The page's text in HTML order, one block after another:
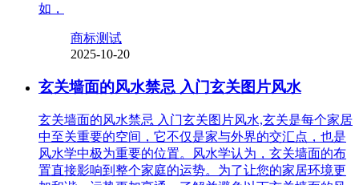
如，
商标测试
2025-10-20
玄关墙面的风水禁忌 入门玄关图片风水
玄关墙面的风水禁忌 入门玄关图片风水,玄关是每个家居
中至关重要的空间，它不仅是家与外界的交汇点，也是
风水学中极为重要的位置。风水学认为，玄关墙面的布
置直接影响到整个家庭的运势。为了让您的家居环境更